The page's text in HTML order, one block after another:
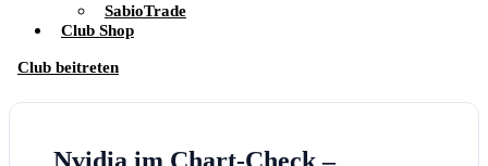
SabioTrade
Club Shop
Club beitreten